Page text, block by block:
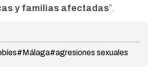
y familias afectadas”.
#Málaga#agresiones sexuales